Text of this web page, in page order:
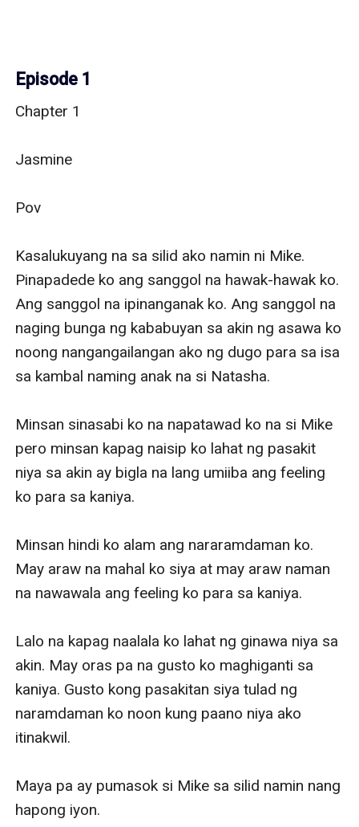
Episode 1
Chapter 1
Jasmine
Pov
Kasalukuyang na sa silid ako namin ni Mike.
Pinapadede ko ang sanggol na hawak-hawak ko.
Ang sanggol na ipinanganak ko. Ang sanggol na
naging bunga ng kababuyan sa akin ng asawa ko
noong nangangailangan ako ng dugo para sa isa
sa kambal naming anak na si Natasha.
Minsan sinasabi ko na napatawad ko na si Mike
pero minsan kapag naisip ko lahat ng pasakit
niya sa akin ay bigla na lang umiiba ang feeling
ko para sa kaniya.
Minsan hindi ko alam ang nararamdaman ko.
May araw na mahal ko siya at may araw naman
na nawawala ang feeling ko para sa kaniya.
Lalo na kapag naalala ko lahat ng ginawa niya sa
akin. May oras pa na gusto ko maghiganti sa
kaniya. Gusto kong pasakitan siya tulad ng
naramdaman ko noon kung paano niya ako
itinakwil.
Maya pa ay pumasok si Mike sa silid namin nang
hapong iyon.